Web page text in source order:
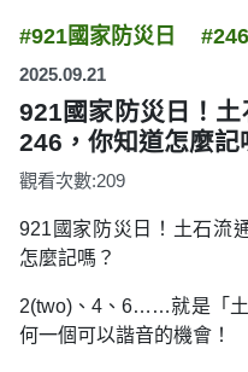
#921國家防災日 #246
2025.09.21
921國家防災日！
246，你知道怎麼記
觀看次數:209
921國家防災日！土石流
怎麼記嗎？
2(two)、4、6……就是「
何一個可以諧音的機會！